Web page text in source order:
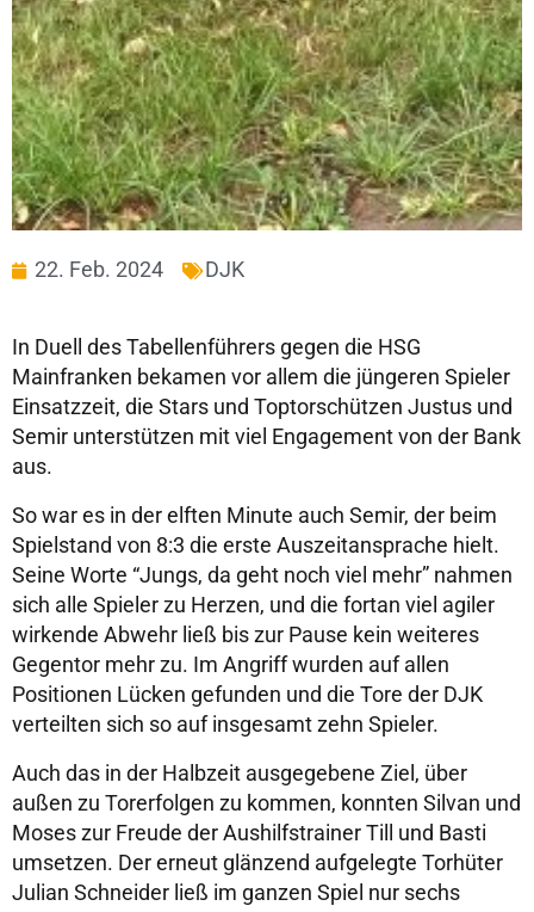
22. Feb. 2024 DJK
In Duell des Tabellenführers gegen die HSG
Mainfranken bekamen vor allem die jüngeren Spieler
Einsatzzeit, die Stars und Toptorschützen Justus und
Semir unterstützen mit viel Engagement von der Bank
aus.
So war es in der elften Minute auch Semir, der beim
Spielstand von 8:3 die erste Auszeitansprache hielt.
Seine Worte “Jungs, da geht noch viel mehr” nahmen
sich alle Spieler zu Herzen, und die fortan viel agiler
wirkende Abwehr ließ bis zur Pause kein weiteres
Gegentor mehr zu. Im Angriff wurden auf allen
Positionen Lücken gefunden und die Tore der DJK
verteilten sich so auf insgesamt zehn Spieler.
Auch das in der Halbzeit ausgegebene Ziel, über
außen zu Torerfolgen zu kommen, konnten Silvan und
Moses zur Freude der Aushilfstrainer Till und Basti
umsetzen. Der erneut glänzend aufgelegte Torhüter
Julian Schneider ließ im ganzen Spiel nur sechs